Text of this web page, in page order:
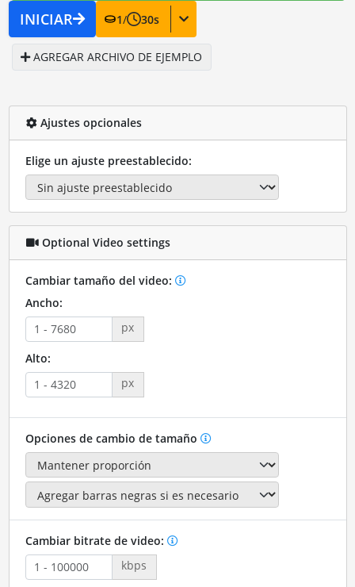
INICIAR 1/ 30s
AGREGAR ARCHIVO DE EJEMPLO
Ajustes opcionales
Elige un ajuste preestablecido:
Optional Video settings
Cambiar tamaño del video:
Ancho:
px
Alto:
px
Opciones de cambio de tamaño
Cambiar bitrate de video:
kbps